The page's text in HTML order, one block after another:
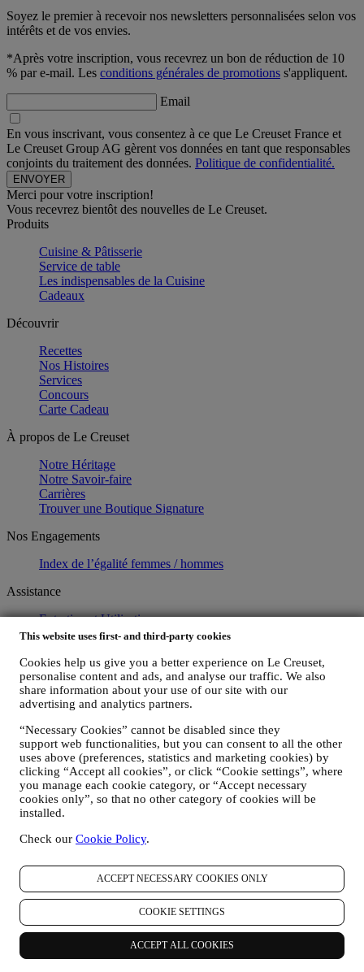
This website uses first- and third-party cookies
Cookies help us give you a better experience on Le Creuset,
personalise content and ads, and analyse our traffic. We also
share information about your use of our site with our
advertising and analytics partners.
“Necessary Cookies” cannot be disabled since they
support web functionalities, but you can consent to all the other
uses above (preferences, statistics and marketing cookies) by
clicking “Accept all cookies”, or click “Cookie settings”, where
you manage each cookie category, or “Accept necessary
cookies only”, so that no other category of cookies will be
installed.
Check our Cookie Policy.
ACCEPT NECESSARY COOKIES ONLY
COOKIE SETTINGS
ACCEPT ALL COOKIES
Soyez le premier à recevoir nos newsletters personnalisées selon vos
intérêts et de vos envies.
*Après votre inscription, vous recevrez un bon de réduction de 10
% par e-mail. Les conditions générales de promotions s'appliquent.
Email
En vous inscrivant, vous consentez à ce que Le Creuset France et
Le Creuset Group AG gèrent vos données en tant que responsables
conjoints du traitement des données. Politique de confidentialité.
Merci pour votre inscription!
Vous recevrez bientôt des nouvelles de Le Creuset.
Produits
Cuisine & Pâtisserie
Service de table
Les indispensables de la Cuisine
Cadeaux
Découvrir
Recettes
Nos Histoires
Services
Concours
Carte Cadeau
À propos de Le Creuset
Notre Héritage
Notre Savoir-faire
Carrières
Trouver une Boutique Signature
Nos Engagements
Index de l’égalité femmes / hommes
Assistance
Entretien et Utilisation
Garantie
Livraisons et retours
Nous contacter
Droit de rétractation
Conditions générales
Conditions générales d’utilisation et de vente des Cartes
Cadeaux
Politique de confidentialité
Politique en matière de cookies
Conditions générales d’utilisation
Avis sur le respect de la vie privée – Vidéosurveillance en
Déclaration d'accessibilité
© Copyright © 2026, Le Creuset France SAS. Tout droit réservé. -
R.C.S. Saint-Quentin 502 705 502 - 982 rue Olivier Deguise 02230
Fresnoy-Le-Grand.
Legal
CONDITIONS GÉNÉRALES Conditions générales d’utilisation et